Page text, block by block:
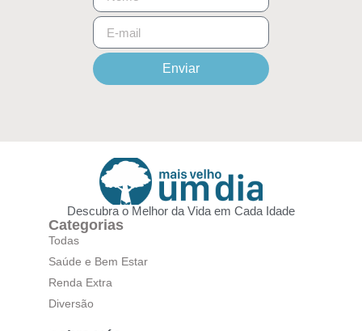
Enviar
Descubra o Melhor da Vida em Cada Idade
Categorias
Todas
Saúde e Bem Estar
Renda Extra
Diversão